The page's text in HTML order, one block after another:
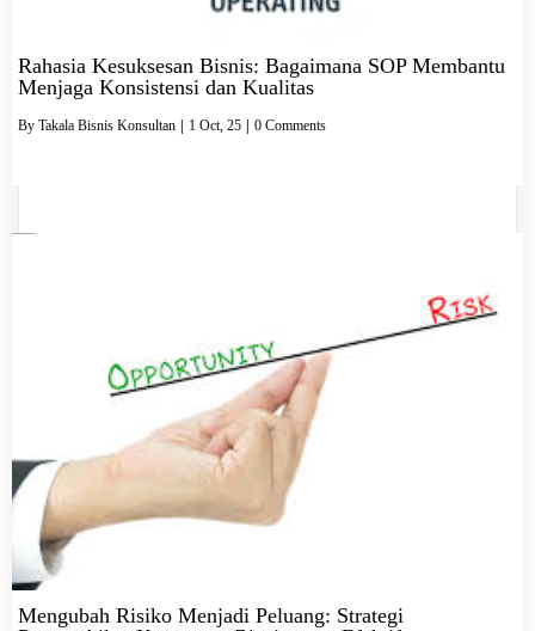
Rahasia Kesuksesan Bisnis: Bagaimana SOP Membantu
Menjaga Konsistensi dan Kualitas
By Takala Bisnis Konsultan | 1 Oct, 25 | 0 Comments
Mengubah Risiko Menjadi Peluang: Strategi